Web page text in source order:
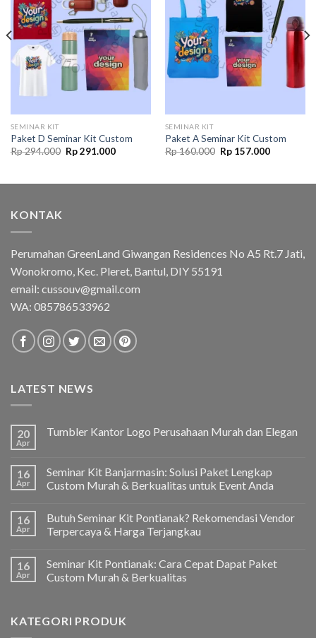
Add to
wishlist
SEMINAR KIT
Paket D Seminar Kit Custom
Rp294.000 Original
price
Rp291.000Current
Add to
wishlist
SEMINAR KIT
Paket A Seminar Kit Custom
Rp160.000 Original
price
Rp157.000Current
KONTAK
Perumahan GreenLand Giwangan Residences No A5 Rt.7 Jati,
Wonokromo, Kec. Pleret, Bantul, DIY 55191
email: cussouv@gmail.com
WA: 085786533962
LATEST NEWS
20
Apr
Tumbler Kantor Logo Perusahaan Murah dan Elegan
16
Apr
Seminar Kit Banjarmasin: Solusi Paket Lengkap
Custom Murah & Berkualitas untuk Event Anda
16
Apr
Butuh Seminar Kit Pontianak? Rekomendasi Vendor
Terpercaya & Harga Terjangkau
16
Apr
Seminar Kit Pontianak: Cara Cepat Dapat Paket
Custom Murah & Berkualitas
KATEGORI PRODUK